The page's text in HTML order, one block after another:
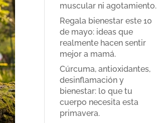
muscular ni agotamiento.
Regala bienestar este 10
de mayo: ideas que
realmente hacen sentir
mejor a mamá.
Cúrcuma, antioxidantes,
desinflamación y
bienestar: lo que tu
cuerpo necesita esta
primavera.